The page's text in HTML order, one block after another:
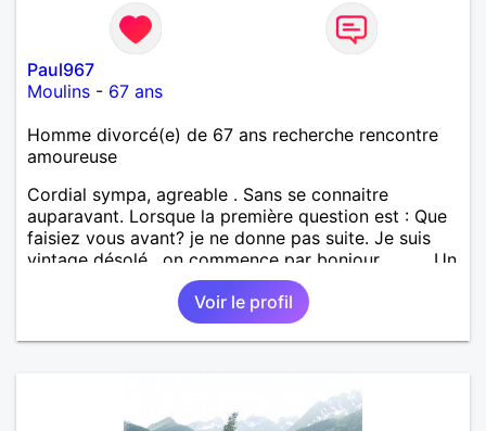
Paul967
Moulins - 67 ans
Homme divorcé(e) de 67 ans recherche rencontre
amoureuse
Cordial sympa, agreable . Sans se connaitre
auparavant. Lorsque la première question est : Que
faisiez vous avant? je ne donne pas suite. Je suis
vintage désolé , on commence par bonjour .......... Un
minimum ...... Je ne suis pas docteur , banquier,
psycholoque , philantrope, mécène.
Voir le profil